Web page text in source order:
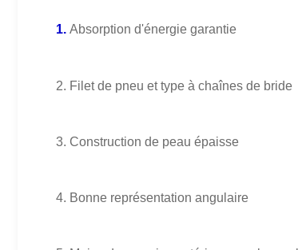
1. Absorption d'énergie garantie
2. Filet de pneu et type à chaînes de bride
3. Construction de peau épaisse
4. Bonne représentation angulaire